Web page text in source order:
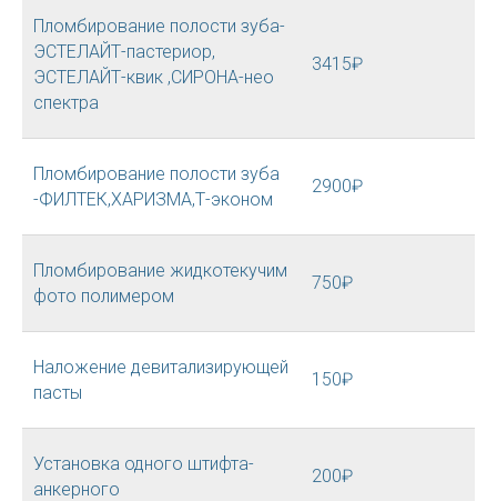
Пломбирование полости зуба-
ЭСТЕЛАЙТ-пастериор,
ЭСТЕЛАЙТ-квик ,СИРОНА-нео
спектра
3415₽
Пломбирование полости зуба
-ФИЛТЕК,ХАРИЗМА,Т-эконом
2900₽
Пломбирование жидкотекучим
фото полимером
750₽
Наложение девитализирующей
пасты
150₽
Установка одного штифта-
анкерного
200₽